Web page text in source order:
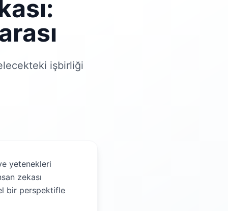
işbirliği
yetenekleri
zekası
bir perspektifle